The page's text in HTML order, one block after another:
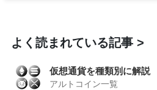
よく読まれている記事
仮想通貨を種類別に解説
アルトコイン一覧